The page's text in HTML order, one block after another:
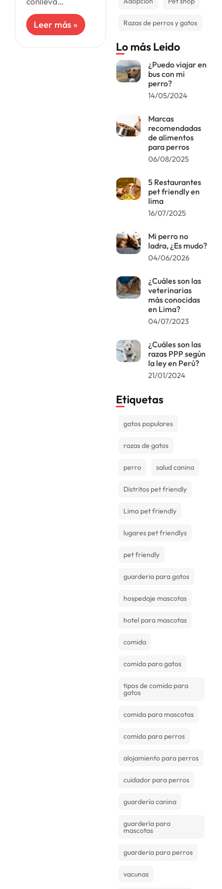
beneficios para la
salud mental. La
compañía que
Leer más » Razas de perros y gatos
Lo más Leido
¿Puedo viajar en
bus con mi
perro?
14/05/2024
Marcas
recomendadas
de alimentos
para perros
06/08/2025
5 Restaurantes
pet friendly en
lima
16/07/2025
Mi perro no
ladra, ¿Es mudo?
04/06/2026
¿Cuáles son las
veterinarias
más conocidas
en Lima?
04/07/2023
¿Cuáles son las
razas PPP según
la ley en Perú?
21/01/2024
Etiquetas
gatos populares
razas de gatos
perro salud canina
Distritos pet friendly
Lima pet friendly
lugares pet friendlys
pet friendly
guarderia para gatos
hospedaje mascotas
hotel para mascotas
comida
comida para gatos
tipos de comida para
gatos
comida para mascotas
comida para perros
alojamiento para perros
cuidador para perros
guardería canina
guardería para
mascotas
guarderia para perros
vacunas